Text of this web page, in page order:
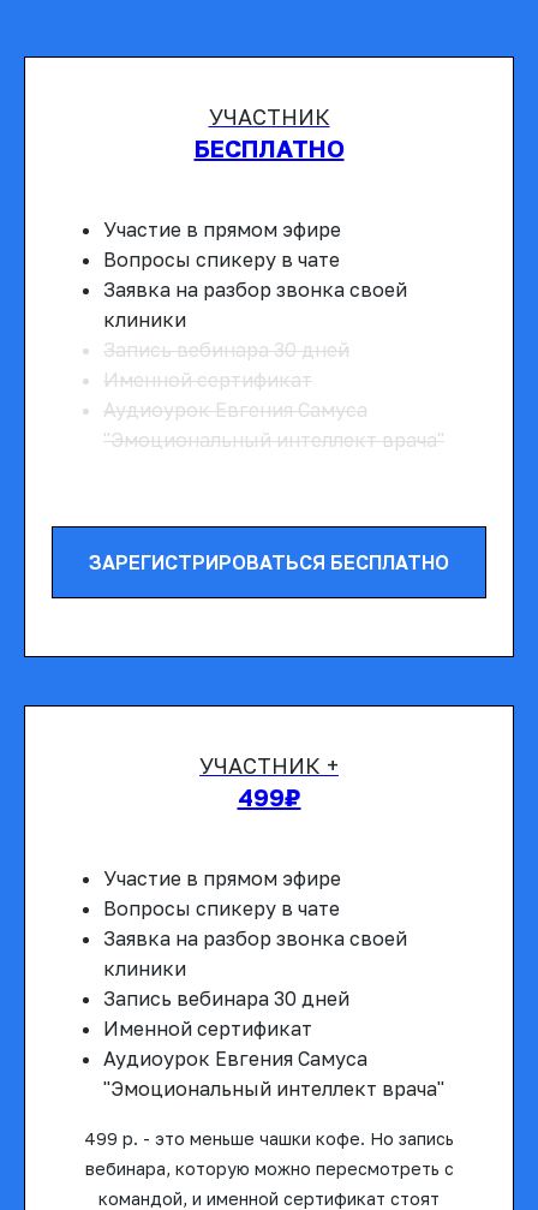
УЧАСТНИК
БЕСПЛАТНО
Участие в прямом эфире
Вопросы спикеру в чате
Заявка на разбор звонка своей
клиники
Запись вебинара 30 дней
Именной сертификат
Аудиоурок Евгения Самуса
"Эмоциональный интеллект врача"
ЗАРЕГИСТРИРОВАТЬСЯ БЕСПЛАТНО
УЧАСТНИК +
499₽
Участие в прямом эфире
Вопросы спикеру в чате
Заявка на разбор звонка своей
клиники
Запись вебинара 30 дней
Именной сертификат
Аудиоурок Евгения Самуса
"Эмоциональный интеллект врача"
499 р. - это меньше чашки кофе. Но запись
вебинара, которую можно пересмотреть с
командой, и именной сертификат стоят
РЕЗУЛЬТАТ
ВЕБИНАРА